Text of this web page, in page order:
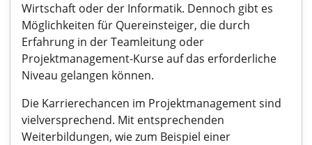
Wirtschaft oder der Informatik. Dennoch gibt es
Möglichkeiten für Quereinsteiger, die durch
Erfahrung in der Teamleitung oder
Projektmanagement-Kurse auf das erforderliche
Niveau gelangen können.
Die Karrierechancen im Projektmanagement sind
vielversprechend. Mit entsprechenden
Weiterbildungen, wie zum Beispiel einer